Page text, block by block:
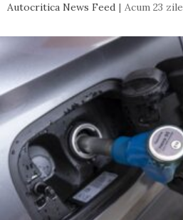
Autocritica News Feed Acum 23 zile